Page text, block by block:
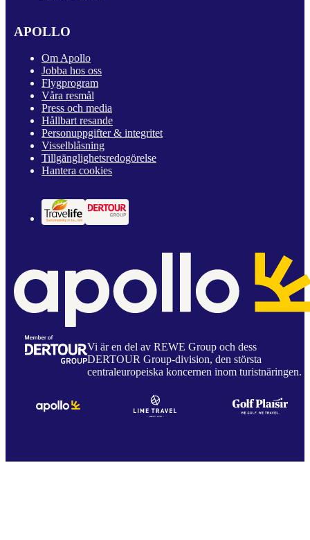
APOLLO
Om Apollo
Jobba hos oss
Flygprogram
Våra resmål
Press och media
Hållbart resande
Personuppgifter & integritet
Visselblåsning
Tillgänglighetsredogörelse
Hantera cookies
Vi är en del av REWE Group och dess
DERTOUR Group-division, den största
centraleuropeiska koncernen inom turistnäringen.